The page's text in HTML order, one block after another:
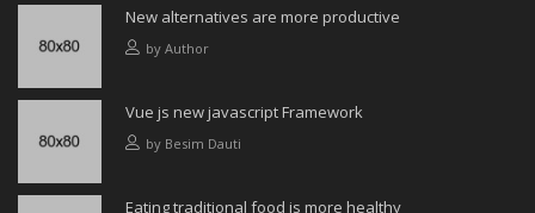
New alternatives are more productive
by Author
Vue js new javascript Framework
by Besim Dauti
Eating traditional food is more healthy